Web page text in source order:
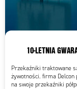
10-LETNIA
Przekaźniki traktowane
żywotności. firma Delcon
na swoje przekaźniki